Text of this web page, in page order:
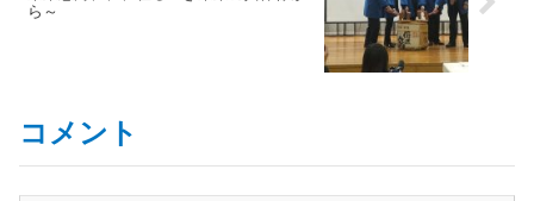
ら～
コメント